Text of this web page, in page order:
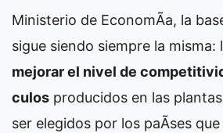
Ministerio de EconomÃ­a, la
sigue siendo siempre la misma:
mejorar el nivel de
culos producidos en las
ser elegidos por los paÃ­ses